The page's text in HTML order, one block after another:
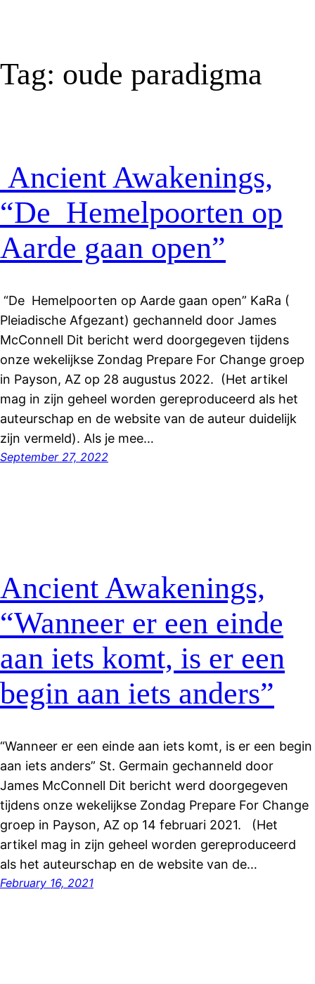
Tag: oude paradigma
Ancient Awakenings,
“De Hemelpoorten op
Aarde gaan open”
“De Hemelpoorten op Aarde gaan open” KaRa (
Pleiadische Afgezant) gechanneld door James
McConnell Dit bericht werd doorgegeven tijdens
onze wekelijkse Zondag Prepare For Change groep
in Payson, AZ op 28 augustus 2022. (Het artikel
mag in zijn geheel worden gereproduceerd als het
auteurschap en de website van de auteur duidelijk
zijn vermeld). Als je mee…
September 27, 2022
Ancient Awakenings,
“Wanneer er een einde
aan iets komt, is er een
begin aan iets anders”
“Wanneer er een einde aan iets komt, is er een begin
aan iets anders” St. Germain gechanneld door
James McConnell Dit bericht werd doorgegeven
tijdens onze wekelijkse Zondag Prepare For Change
groep in Payson, AZ op 14 februari 2021. (Het
artikel mag in zijn geheel worden gereproduceerd
als het auteurschap en de website van de…
February 16, 2021